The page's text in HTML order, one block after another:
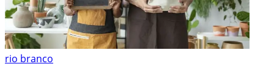
rio branco